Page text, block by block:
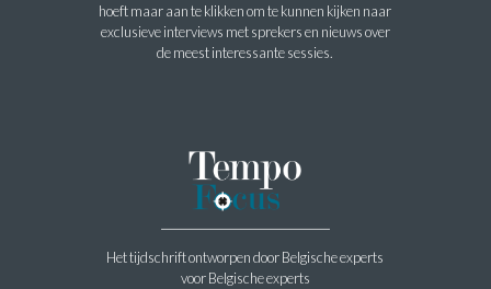
hoeft maar aan te klikken om te kunnen kijken naar
exclusieve interviews met sprekers en nieuws over
de meest interessante sessies.
Het tijdschrift ontworpen door Belgische experts
voor Belgische experts